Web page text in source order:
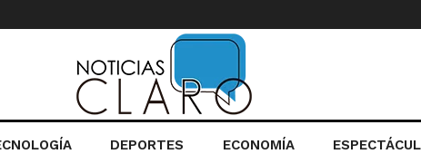
DEPORTES ECONOMÍA